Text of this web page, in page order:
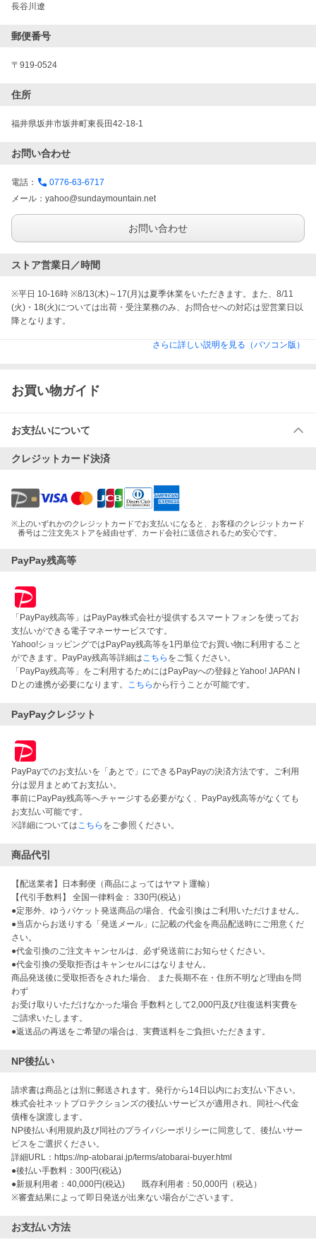
長谷川遼
郵便番号
〒919-0524
住所
福井県坂井市坂井町東長田42-18-1
お問い合わせ
電話：
0776-63-6717
メール： yahoo@sundaymountain.net
お問い合わせ
ストア営業日／時間
※平日 10-16時 ※8/13(木)～17(月)は夏季休業をいただきます。また、8/11
(火)・18(火)については出荷・受注業務のみ、お問合せへの対応は翌営業日以
降となります。
さらに詳しい説明を見る（パソコン版）
お買い物ガイド
お支払いについて
クレジットカード決済
※ 上のいずれかのクレジットカードでお支払いになると、お客様のクレジットカード
番号はご注文先ストアを経由せず、カード会社に送信されるため安心です。
PayPay残高等
「PayPay残高等」はPayPay株式会社が提供するスマートフォンを使ってお
支払いができる電子マネーサービスです。
Yahoo!ショッピングではPayPay残高等を1円単位でお買い物に利用すること
ができます。PayPay残高等詳細は こちら をご覧ください。
「PayPay残高等」をご利用するためにはPayPayへの登録とYahoo! JAPAN I
Dとの連携が必要になります。
こちらから行うことが可能です。
PayPayクレジット
PayPayでのお支払いを「あとで」にできるPayPayの決済方法です。ご利用
分は翌月まとめてお支払い。
事前にPayPay残高等へチャージする必要がなく、PayPay残高等がなくても
お支払い可能です。
※詳細については こちら をご参照ください。
商品代引
【配送業者】日本郵便（商品によってはヤマト運輸）
【代引手数料】 全国一律料金： 330円(税込）
●定形外、ゆうパケット発送商品の場合、代金引換はご利用いただけません。
●当店からお送りする「発送メール」に記載の代金を商品配送時にご用意くだ
さい。
●代金引換のご注文キャンセルは、必ず発送前にお知らせください。
●代金引換の受取拒否はキャンセルにはなりません。
商品発送後に受取拒否をされた場合、 また長期不在・住所不明など理由を問
わず
お受け取りいただけなかった場合 手数料として2,000円及び往復送料実費を
ご請求いたします。
●返送品の再送をご希望の場合は、実費送料をご負担いただきます。
NP後払い
請求書は商品とは別に郵送されます。発行から14日以内にお支払い下さい。
株式会社ネットプロテクションズの後払いサービスが適用され、同社へ代金
債権を譲渡します。
NP後払い利用規約及び同社のプライバシーポリシーに同意して、後払いサー
ビスをご選択ください。
詳細URL：https://np-atobarai.jp/terms/atobarai-buyer.html
●後払い手数料：300円(税込)
●新規利用者：40,000円(税込) 既存利用者：50,000円（税込）
※審査結果によって即日発送が出来ない場合がございます。
お支払い方法